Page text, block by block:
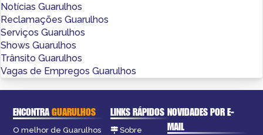
Notícias Guarulhos
Reclamações Guarulhos
Serviços Guarulhos
Shows Guarulhos
Trânsito Guarulhos
Vagas de Empregos Guarulhos
ENCONTRAGUARULHOS
O melhor de Guarulhos
LINKS RÁPIDOS
Sobre
NOVIDADES POR E-
MAIL